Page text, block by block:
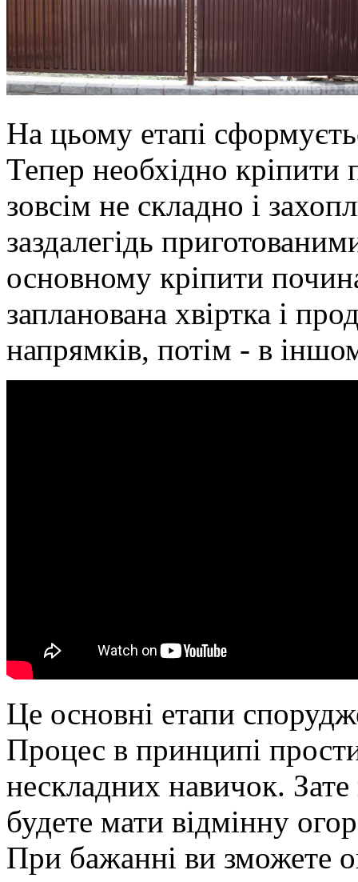
На цьому етапі
Тепер необхідно
зовсім не складно і
заздалегідь
основному кріпити
запланована хвіртка і
напрямків, потім - в
Це основні етапи
Процес в принципі
нескладних навичок.
будете мати відмінну
При бажанні ви зможете